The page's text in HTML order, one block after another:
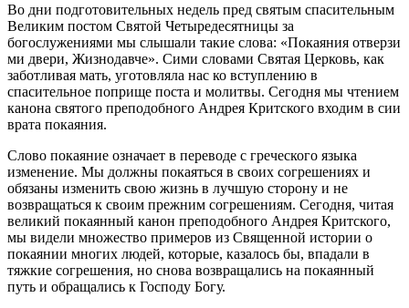
Во дни подготовительных недель пред святым спасительным
Великим постом Святой Четыредесятницы за
богослужениями мы слышали такие слова: «Покаяния отверзи
ми двери, Жизнодавче». Сими словами Святая Церковь, как
заботливая мать, уготовляла нас ко вступлению в
спасительное поприще поста и молитвы. Сегодня мы чтением
канона святого преподобного Андрея Критского входим в сии
врата покаяния.
Слово покаяние означает в переводе с греческого языка
изменение. Мы должны покаяться в своих согрешениях и
обязаны изменить свою жизнь в лучшую сторону и не
возвращаться к своим прежним согрешениям. Сегодня, читая
великий покаянный канон преподобного Андрея Критского,
мы видели множество примеров из Священной истории о
покаянии многих людей, которые, казалось бы, впадали в
тяжкие согрешения, но снова возвращались на покаянный
путь и обращались к Господу Богу.